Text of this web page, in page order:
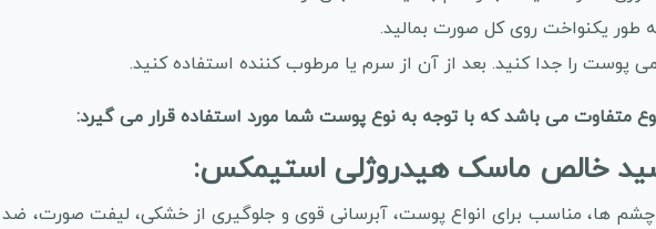
طور یکنواخت روی کل صورت بمالید.
ها، مناسب برای انواع پوست، آبرسانی قوی و جلوگیری از خشکی، لیفت صورت،